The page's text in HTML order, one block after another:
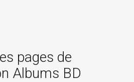
pages de
Albums BD